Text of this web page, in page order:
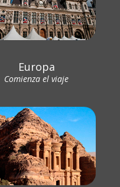
Europa
Comienza el viaje